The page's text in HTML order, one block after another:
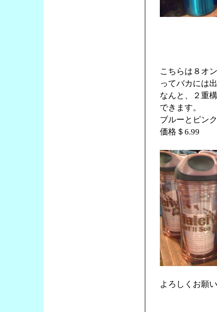
こちらは８オ
ってバカには
なんと、２重
できます。
ブルーとピン
価格＄6.99
よろしくお願